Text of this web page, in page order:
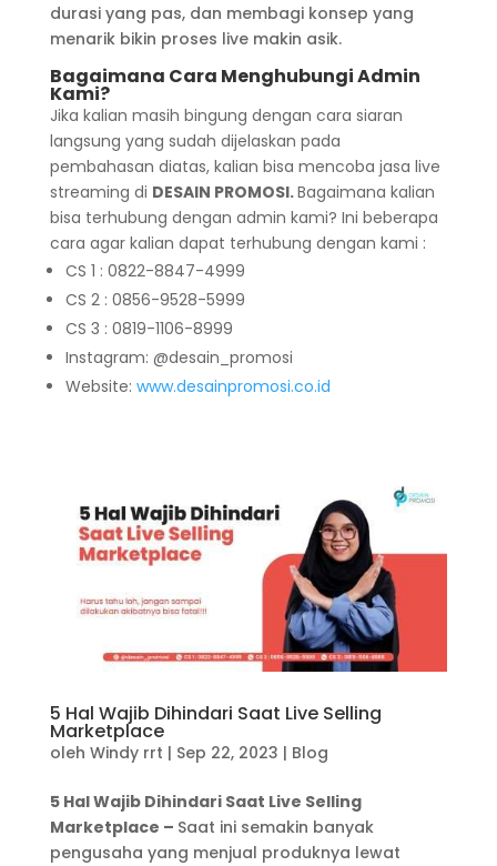
durasi yang pas, dan membagi konsep yang
menarik bikin proses live makin asik.
Bagaimana Cara Menghubungi Admin
Kami?
Jika kalian masih bingung dengan cara siaran
langsung yang sudah dijelaskan pada
pembahasan diatas, kalian bisa mencoba jasa live
streaming di DESAIN PROMOSI.Bagaimana kalian
bisa terhubung dengan admin kami? Ini beberapa
cara agar kalian dapat terhubung dengan kami :
CS 1 : 0822-8847-4999
CS 2 : 0856-9528-5999
CS 3 : 0819-1106-8999
Instagram: @desain_promosi
Website: www.desainpromosi.co.id
5 Hal Wajib Dihindari Saat Live Selling
Marketplace
oleh Windy rrt | Sep 22, 2023 | Blog
5 Hal Wajib Dihindari Saat Live Selling
Marketplace – Saat ini semakin banyak
pengusaha yang menjual produknya lewat